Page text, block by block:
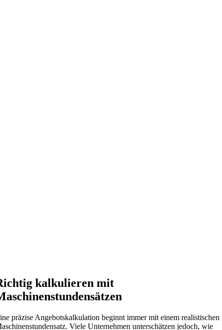
kalkulieren mit
präzise Angebotskalkulation beginnt immer mit einem realistischen
Viele Unternehmen unterschätzen jedoch, wie